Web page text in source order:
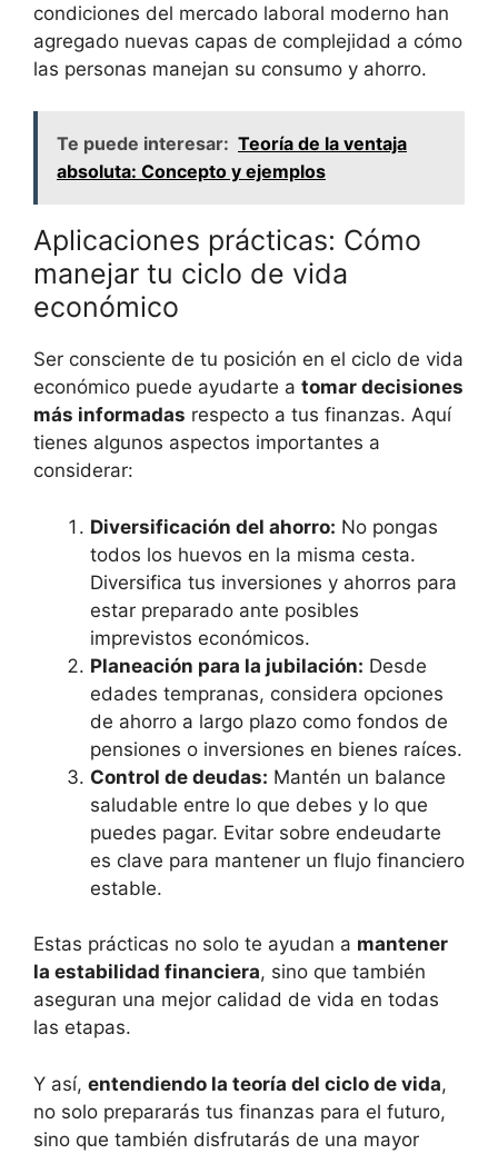
condiciones del mercado laboral moderno han
agregado nuevas capas ⁢de complejidad a cómo
las personas manejan ⁣su consumo y ahorro.
Te puede interesar: Teoría de la ventaja
absoluta: Concepto y ejemplos
Aplicaciones prácticas: Cómo
manejar ⁢tu ciclo de vida
económico
Ser consciente de tu posición ⁣en el ciclo de vida
económico puede ayudarte a tomar decisiones‌
más informadas respecto a tus finanzas. Aquí
tienes ‌algunos aspectos importantes a
considerar:
Diversificación del ⁤ahorro: No pongas
todos los huevos‍ en la ‌misma cesta.​
Diversifica tus⁤ inversiones ‍y ahorros para
estar preparado ante posibles
imprevistos‌ económicos.
Planeación para ​la jubilación: Desde ​
edades tempranas, considera opciones
de ahorro a largo ‍plazo⁢ como fondos de
pensiones o inversiones en bienes​ raíces.
Control de deudas: Mantén un balance
‍saludable⁢ entre lo que debes‌ y lo que
puedes ‍pagar. Evitar sobre endeudarte
es ⁤clave para mantener⁣ un flujo financiero
estable.
Estas ⁢prácticas no solo te ayudan a mantener
la estabilidad‌ financiera, sino que también
aseguran una mejor calidad de vida en todas
las etapas.
Y así, entendiendo ⁢la teoría ​del ciclo de vida,
no ‌solo prepararás tus finanzas para el futuro,
sino ⁢que también disfrutarás de una mayor